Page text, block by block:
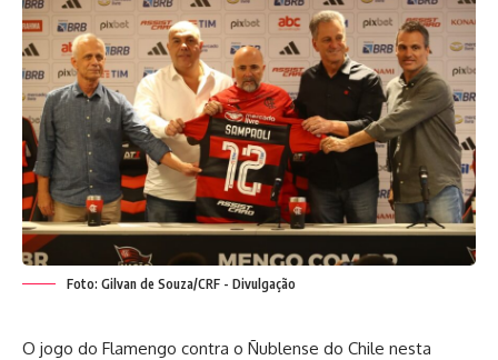
Foto: Gilvan de Souza/CRF - Divulgação
O jogo do Flamengo contra o Ñublense do Chile nesta